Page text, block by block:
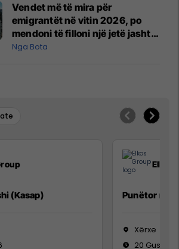
Vendet më të mira për
emigrantët në vitin 2026, po
mendoni të filloni një jetë jashtë
vendit?
Nga Bota
(Kasap)
Elkos
Punëtor në
Xërxe
20 Gusht